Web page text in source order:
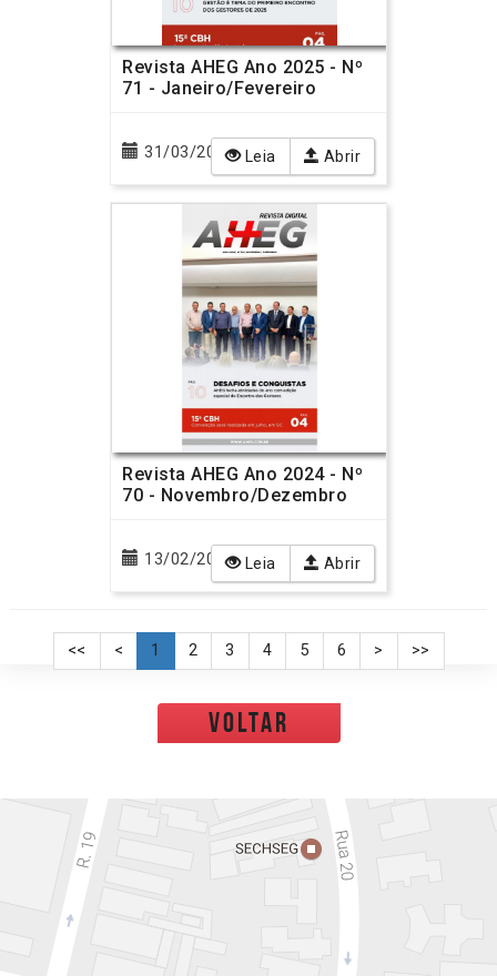
Revista AHEG Ano 2025 - Nº
71 - Janeiro/Fevereiro
31/03/2025 Leia Abrir
Revista AHEG Ano 2024 - Nº
70 - Novembro/Dezembro
13/02/2025 Leia Abrir
<< < 1 2 3 4 5 6 > >>
voltar